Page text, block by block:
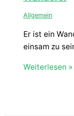
Allgemein
Er ist ein
einsam zu
Weiterlesen »